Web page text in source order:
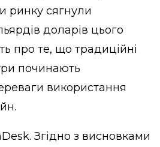
ринку сягнули
доларів цього
про те, що традиційні
починають
використання
. Згідно з висновками